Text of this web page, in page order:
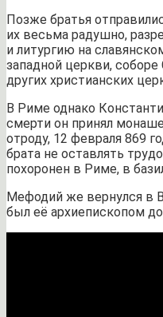
Позже братья
их весьма радушно,
и литургию на
западной церкви,
других христианских
В Риме однако
смерти он принял
отроду, 12 февраля 869
брата не оставлять
похоронен в Риме, в
Мефодий же вернулся в
был её архиепископом